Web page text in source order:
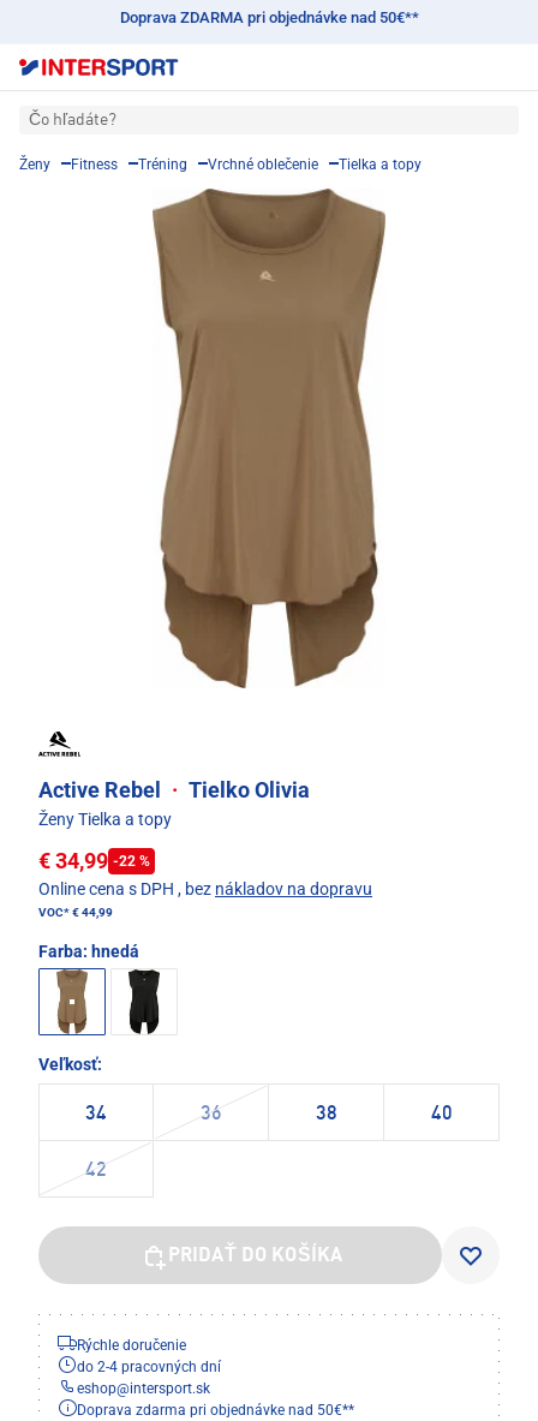
Doprava ZDARMA pri objednávke nad 50€**
Čo hľadáte?
Ženy Fitness Tréning Vrchné oblečenie Tielka a topy
Active Rebel · Tielko Olivia
Ženy Tielka a topy
€ 34,99 -22 %
Online cena s DPH , bez nákladov na dopravu
VOC*€ 44,99
Farba: hnedá
Veľkosť:
34 36 38 40
42
PRIDAŤ DO KOŠÍKA
Rýchle doručenie
do 2-4 pracovných dní
eshop@intersport.sk
Doprava zdarma pri objednávke nad 50€**